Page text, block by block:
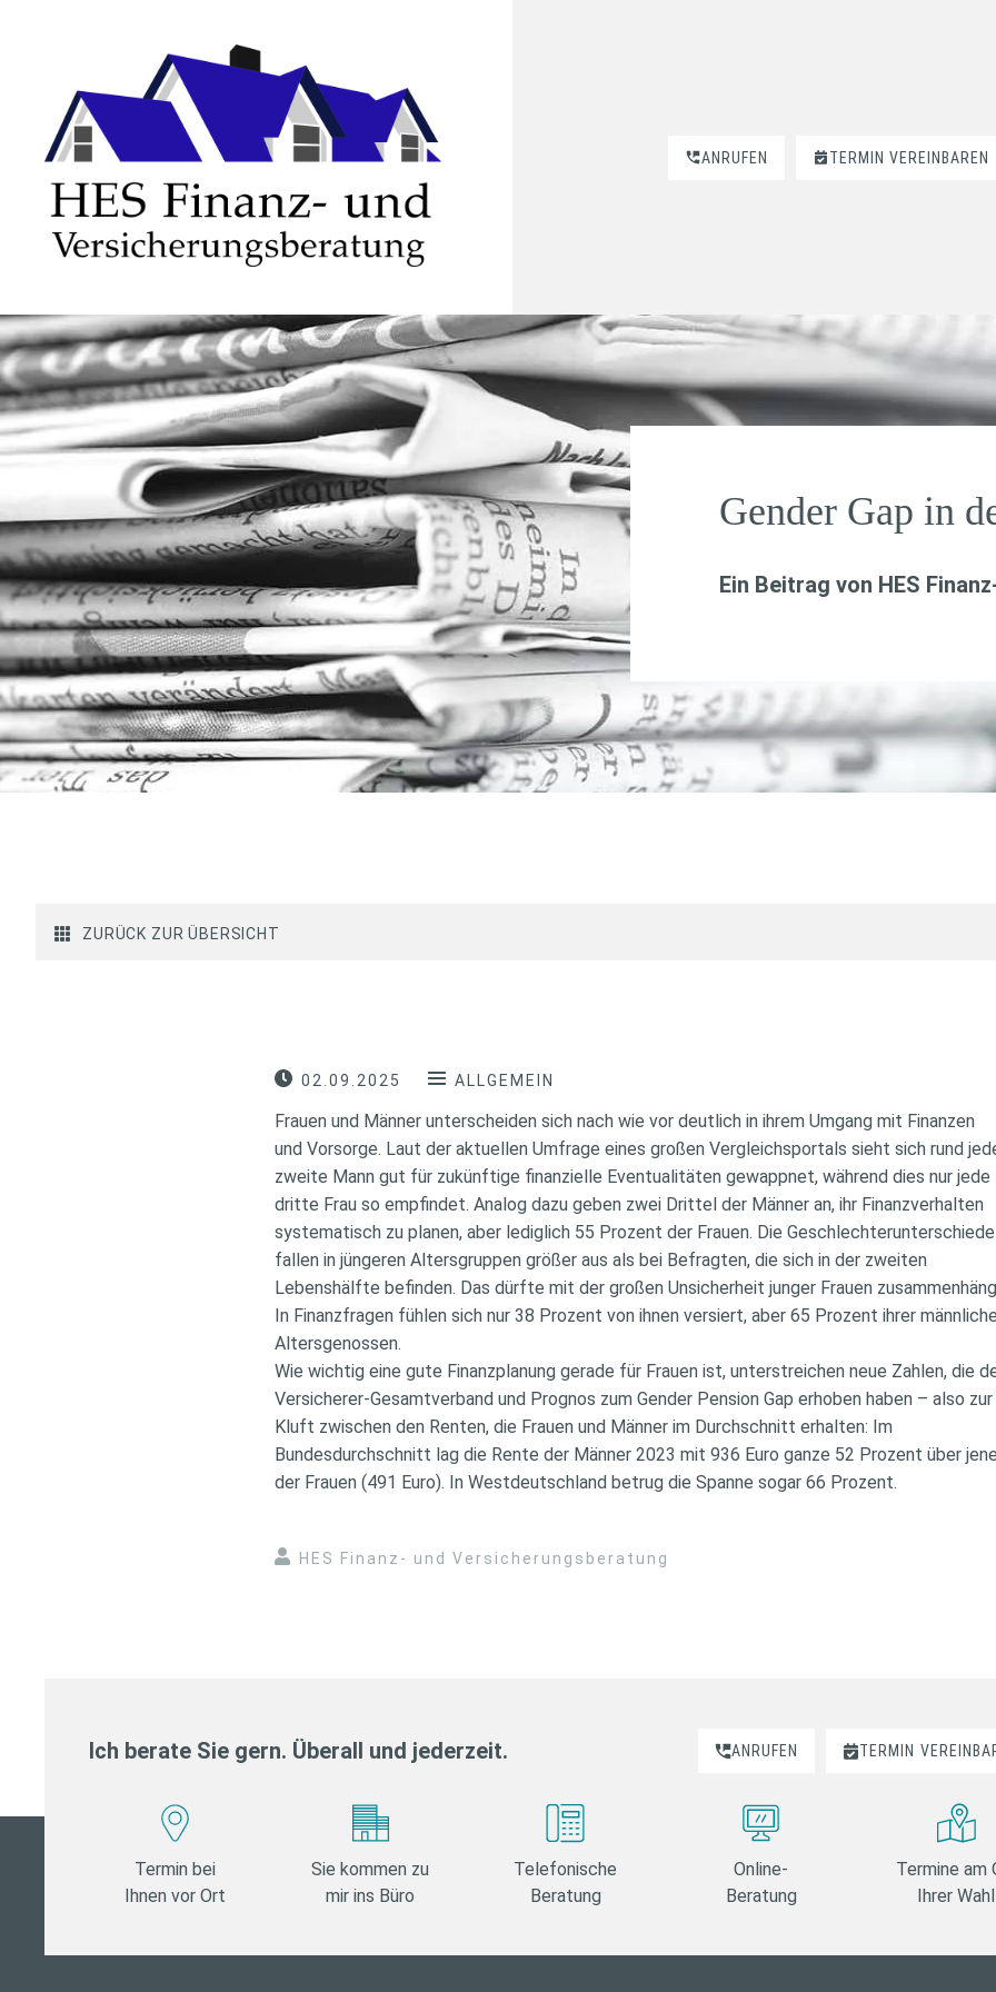
ANRUFEN TERMIN VEREINBAREN
Gender Gap in
Ein Beitrag von HES
ZURÜCK ZUR ÜBERSICHT
02.09.2025 ALLGEMEIN
Frauen und Männer unterscheiden sich nach wie vor deutlich in ihrem Umgang mit Finanzen
und Vorsorge. Laut der aktuellen Umfrage eines großen Vergleichsportals sieht sich rund
zweite Mann gut für zukünftige finanzielle Eventualitäten gewappnet, während dies nur jede
dritte Frau so empfindet. Analog dazu geben zwei Drittel der Männer an, ihr Finanzverhalten
systematisch zu planen, aber lediglich 55 Prozent der Frauen. Die Geschlechterunterschiede
fallen in jüngeren Altersgruppen größer aus als bei Befragten, die sich in der zweiten
Lebenshälfte befinden. Das dürfte mit der großen Unsicherheit junger Frauen
In Finanzfragen fühlen sich nur 38 Prozent von ihnen versiert, aber 65 Prozent ihrer
Altersgenossen.
Wie wichtig eine gute Finanzplanung gerade für Frauen ist, unterstreichen neue Zahlen, die
Versicherer-Gesamtverband und Prognos zum Gender Pension Gap erhoben haben – also zur
Kluft zwischen den Renten, die Frauen und Männer im Durchschnitt erhalten: Im
Bundesdurchschnitt lag die Rente der Männer 2023 mit 936 Euro ganze 52 Prozent über
der Frauen (491 Euro). In Westdeutschland betrug die Spanne sogar 66 Prozent.
HES Finanz- und Versicherungsberatung
Ich berate Sie gern. Überall und jederzeit. ANRUFEN TERMIN
Termin bei
Ihnen vor Ort
Sie kommen zu
mir ins Büro
Telefonische
Beratung
Online-
Beratung
Termine am
Ihrer Wahl